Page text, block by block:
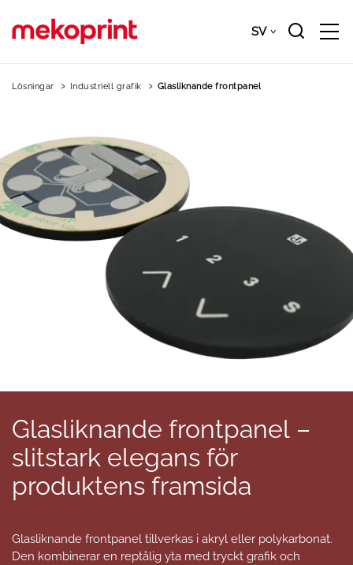
huvudinnehållet
Downloads SV
SV
Lösningar Industriell grafik Glasliknande frontpanel
Glasliknande frontpanel –
slitstark elegans för
produktens framsida
Glasliknande frontpanel tillverkas i akryl eller polykarbonat.
Den kombinerar en reptålig yta med tryckt grafik och